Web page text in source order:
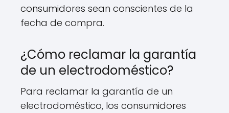
consumidores sean conscientes de la
fecha de compra.
¿Cómo reclamar la garantía
de un electrodoméstico?
Para reclamar la garantía de un
electrodoméstico, los consumidores